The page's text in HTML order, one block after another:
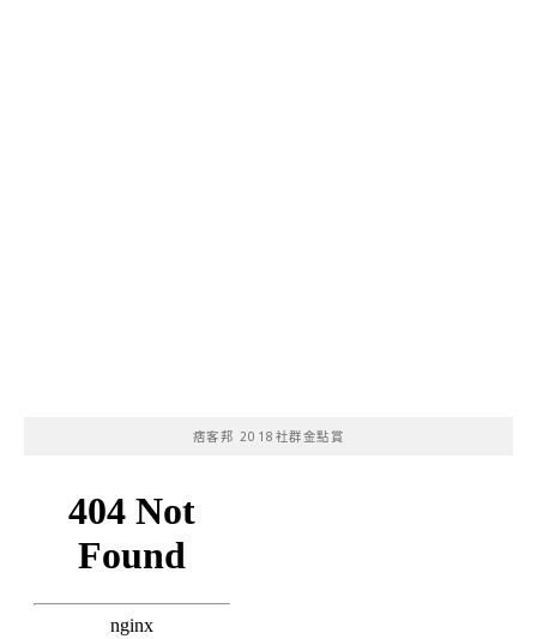
痞客邦 2018社群金點賞